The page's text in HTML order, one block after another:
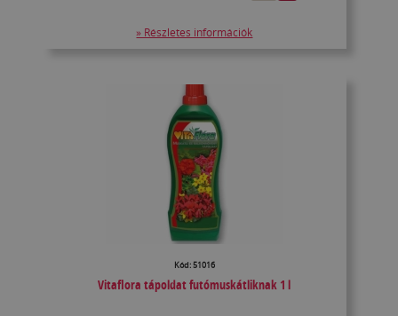
» Részletes információk
Kód: 51016
Vitaflora tápoldat futómuskátliknak 1 l